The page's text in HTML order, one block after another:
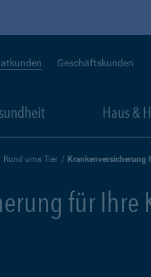
Geschäftskunden
Haus &
Rund ums Tier Krankenversicherung
für Ihre